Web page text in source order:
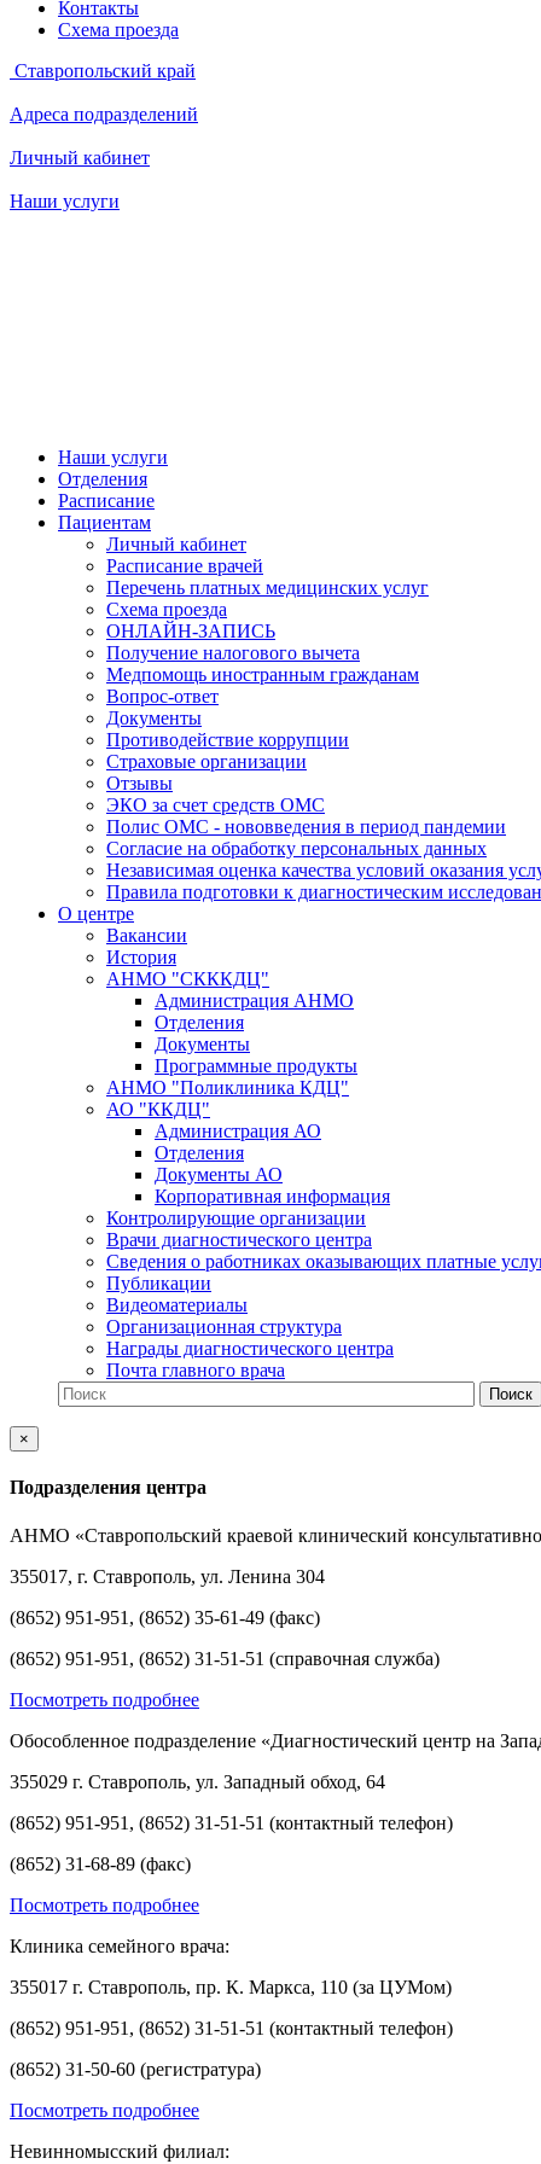
Контакты
Схема проезда
Ставропольский край
Адреса подразделений
Личный кабинет
Наши услуги
Наши услуги
Отделения
Расписание
Пациентам
Личный кабинет
Расписание врачей
Перечень платных медицинских услуг
Схема проезда
ОНЛАЙН-ЗАПИСЬ
Получение налогового вычета
Медпомощь иностранным гражданам
Вопрос-ответ
Документы
Противодействие коррупции
Страховые организации
Отзывы
ЭКО за счет средств ОМС
Полис ОМС - нововведения в период пандемии
Согласие на обработку персональных данных
Независимая оценка качества условий оказания
Правила подготовки к диагностическим
О центре
Вакансии
История
АНМО "СКККДЦ"
Администрация АНМО
Отделения
Документы
Программные продукты
АНМО "Поликлиника КДЦ"
АО "ККДЦ"
Администрация АО
Отделения
Документы АО
Корпоративная информация
Контролирующие организации
Врачи диагностического центра
Сведения о работниках оказывающих платные
Публикации
Видеоматериалы
Организационная структура
Награды диагностического центра
Почта главного врача
×
Подразделения центра
АНМО «Ставропольский краевой клинический
355017, г. Ставрополь, ул. Ленина 304
(8652) 951-951, (8652) 35-61-49 (факс)
(8652) 951-951, (8652) 31-51-51 (справочная служба)
Посмотреть подробнее
Обособленное подразделение «Диагностический центр на
355029 г. Ставрополь, ул. Западный обход, 64
(8652) 951-951, (8652) 31-51-51 (контактный телефон)
(8652) 31-68-89 (факс)
Посмотреть подробнее
Клиника семейного врача:
355017 г. Ставрополь, пр. К. Маркса, 110 (за ЦУМом)
(8652) 951-951, (8652) 31-51-51 (контактный телефон)
(8652) 31-50-60 (регистратура)
Посмотреть подробнее
Невинномысский филиал: